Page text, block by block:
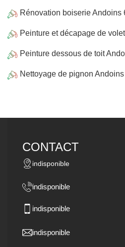
Rénovation boiserie Andoins
Peinture et décapage de
Peinture dessous de toit
Nettoyage de pignon
CONTACT
indisponible
indisponible
indisponible
indisponible